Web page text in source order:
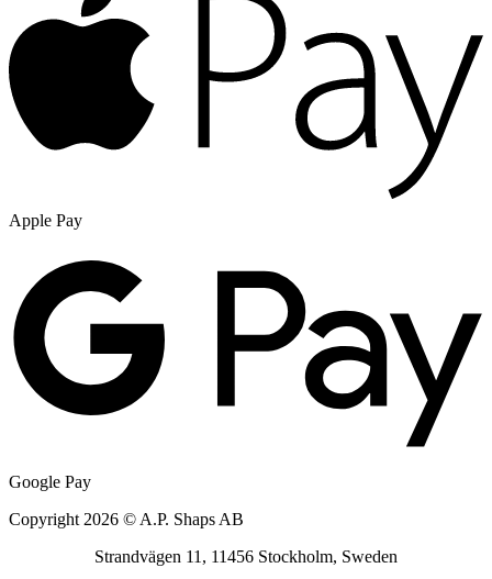
Apple Pay
Google Pay
Copyright 2026 © A.P. Shaps AB
Strandvägen 11, 11456 Stockholm, Sweden